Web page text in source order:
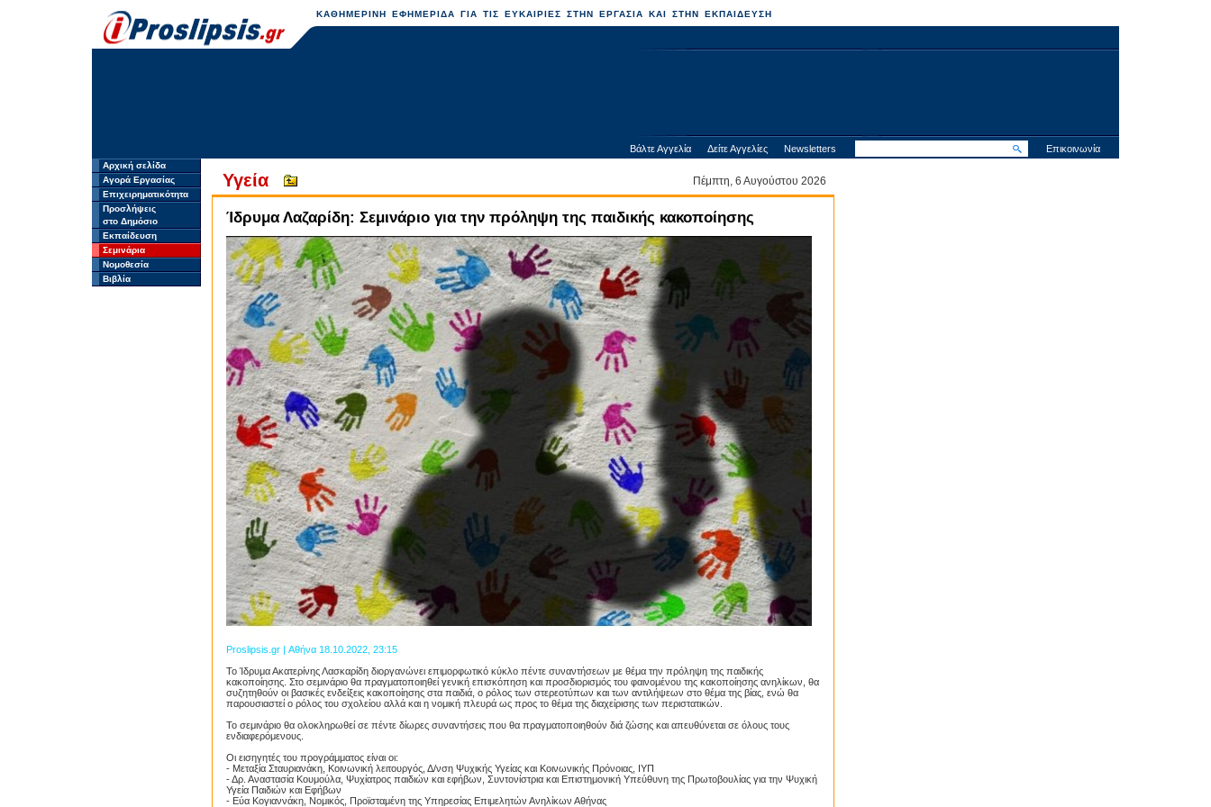
ΚΑΘΗΜΕΡΙΝΗ ΕΦΗΜΕΡΙΔΑ ΓΙΑ ΤΙΣ ΕΥΚΑΙΡΙΕΣ ΣΤΗΝ ΕΡΓΑΣΙΑ ΚΑΙ ΣΤΗΝ ΕΚΠΑΙΔΕΥΣΗ
Βάλτε Αγγελία Δείτε Αγγελίες Newsletters Επικοινωνία
Αρχική σελίδα
Αγορά Εργασίας
Επιχειρηματικότητα
Προσλήψεις
στο Δημόσιο
Εκπαίδευση
Σεμινάρια
Νομοθεσία
Βιβλία
Υγεία Πέμπτη, 6 Αυγούστου 2026
Ίδρυμα Λαζαρίδη: Σεμινάριο για την πρόληψη της παιδικής κακοποίησης
Proslipsis.gr | Αθήνα 18.10.2022, 23:15
Το Ίδρυμα Ακατερίνης Λασκαρίδη διοργανώνει επιμορφωτικό κύκλο πέντε συναντήσεων με θέμα την πρόληψη της παιδικής
κακοποίησης. Στο σεμινάριο θα πραγματοποιηθεί γενική επισκόπηση και προσδιορισμός του φαινομένου της κακοποίησης ανηλίκων, θα
συζητηθούν οι βασικές ενδείξεις κακοποίησης στα παιδιά, ο ρόλος των στερεοτύπων και των αντιλήψεων στο θέμα της βίας, ενώ θα
παρουσιαστεί ο ρόλος του σχολείου αλλά και η νομική πλευρά ως προς το θέμα της διαχείρισης των περιστατικών.
Το σεμινάριο θα ολοκληρωθεί σε πέντε δίωρες συναντήσεις που θα πραγματοποιηθούν διά ζώσης και απευθύνεται σε όλους τους
ενδιαφερόμενους.
Οι εισηγητές του προγράμματος είναι οι:
- Μεταξία Σταυριανάκη, Κοινωνική λειτουργός, Δ/νση Ψυχικής Υγείας και Κοινωνικής Πρόνοιας, ΙΥΠ
- Δρ. Αναστασία Κουμούλα, Ψυχίατρος παιδιών και εφήβων, Συντονίστρια και Επιστημονική Υπεύθυνη της Πρωτοβουλίας για την Ψυχική
Υγεία Παιδιών και Εφήβων
- Εύα Κογιαννάκη, Νομικός, Προϊσταμένη της Υπηρεσίας Επιμελητών Ανηλίκων Αθήνας